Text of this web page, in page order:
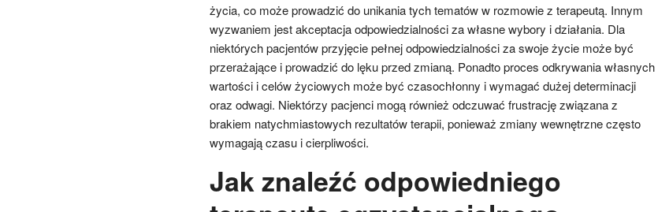
życia, co może prowadzić do unikania tych tematów w rozmowie z terapeutą. Innym
wyzwaniem jest akceptacja odpowiedzialności za własne wybory i działania. Dla
niektórych pacjentów przyjęcie pełnej odpowiedzialności za swoje życie może być
przerażające i prowadzić do lęku przed zmianą. Ponadto proces odkrywania własnych
wartości i celów życiowych może być czasochłonny i wymagać dużej determinacji
oraz odwagi. Niektórzy pacjenci mogą również odczuwać frustrację związana z
brakiem natychmiastowych rezultatów terapii, ponieważ zmiany wewnętrzne często
wymagają czasu i cierpliwości.
Jak znaleźć odpowiedniego